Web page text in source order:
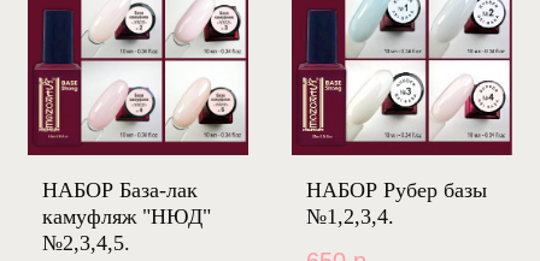
НАБОР База-лак
камуфляж "НЮД"
№2,3,4,5.
НАБОР Рубер базы
№1,2,3,4.